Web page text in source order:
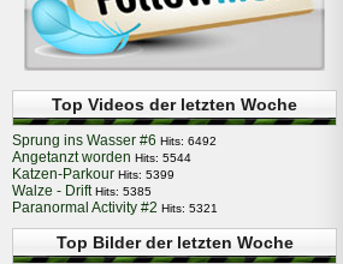
Top Videos der letzten Woche
Sprung ins Wasser #6 Hits: 6492
Angetanzt worden Hits: 5544
Katzen-Parkour Hits: 5399
Walze - Drift Hits: 5385
Paranormal Activity #2 Hits: 5321
Top Bilder der letzten Woche